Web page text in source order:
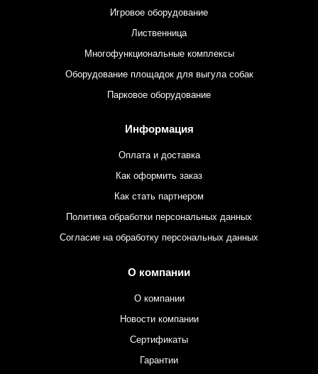
Игровое оборудование
Лиственница
Многофункциональные комплексы
Оборудование площадок для выгула собак
Парковое оборудование
Информация
Оплата и доставка
Как оформить заказ
Как стать партнером
Политика обработки персональных данных
Согласие на обработку персональных данных
О компании
О компании
Новости компании
Сертификаты
Гарантии